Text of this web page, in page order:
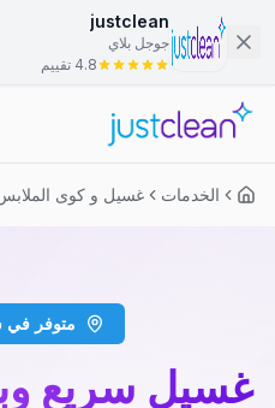
justclean
جوجل بلاي
4.8 تقييم
الخدمات غسيل و كوى
متوفر في
غسيل سريع